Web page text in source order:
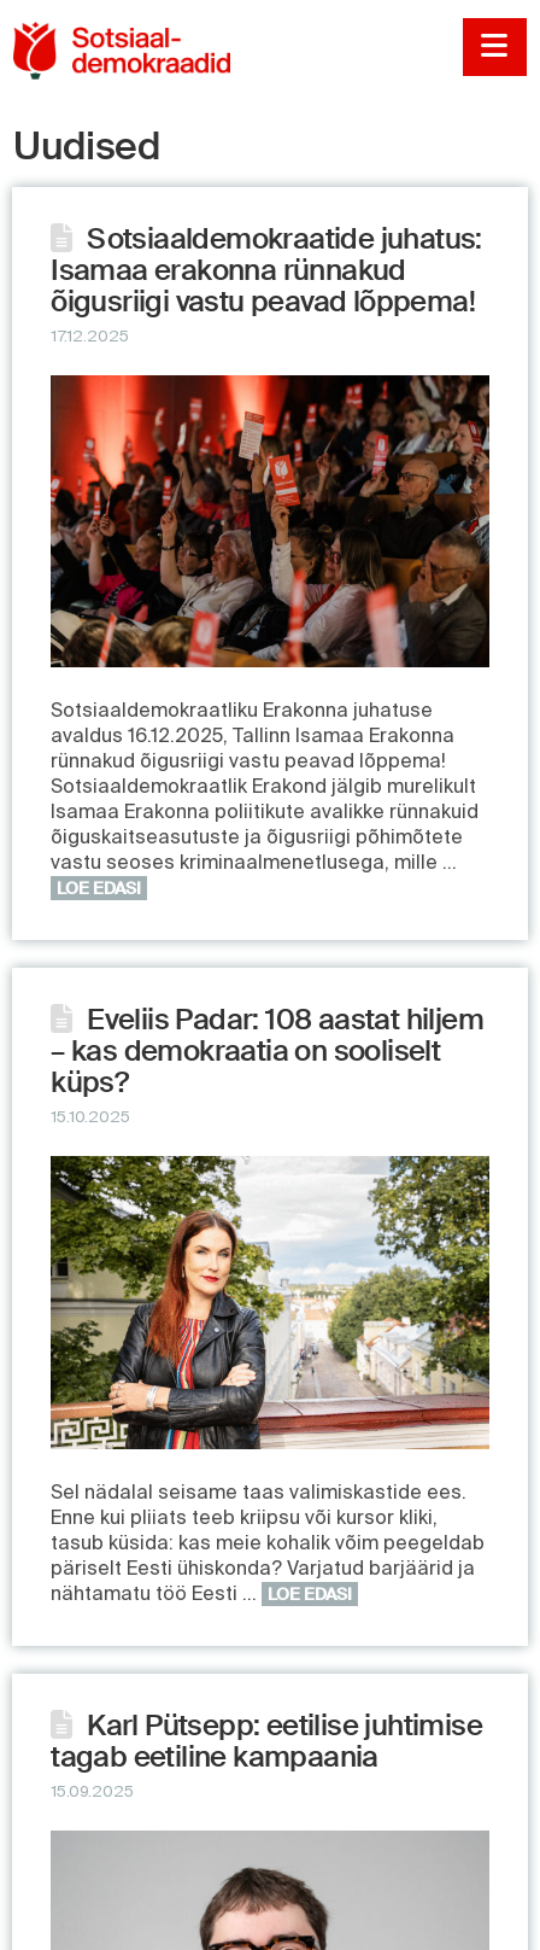
Uudised
Sotsiaaldemokraatide juhatus:
Isamaa erakonna rünnakud
õigusriigi vastu peavad lõppema!
17.12.2025
Sotsiaaldemokraatliku Erakonna juhatuse
avaldus 16.12.2025, Tallinn Isamaa Erakonna
rünnakud õigusriigi vastu peavad lõppema!
Sotsiaaldemokraatlik Erakond jälgib murelikult
Isamaa Erakonna poliitikute avalikke rünnakuid
õiguskaitseasutuste ja õigusriigi põhimõtete
vastu seoses kriminaalmenetlusega, mille …
LOE EDASI
Eveliis Padar: 108 aastat hiljem
– kas demokraatia on sooliselt
küps?
15.10.2025
Sel nädalal seisame taas valimiskastide ees.
Enne kui pliiats teeb kriipsu või kursor kliki,
tasub küsida: kas meie kohalik võim peegeldab
päriselt Eesti ühiskonda? Varjatud barjäärid ja
nähtamatu töö Eesti …
LOE EDASI
Karl Pütsepp: eetilise juhtimise
tagab eetiline kampaania
15.09.2025